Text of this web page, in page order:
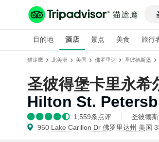
目的地 酒店 景点 美食 旅行
猫途鹰 北美洲 美国 佛罗里达 圣彼德斯堡
圣彼得堡卡里永希
Hilton St.
1,559条点评 圣彼德
950 Lake Carillon Dr 佛罗里达州 美国